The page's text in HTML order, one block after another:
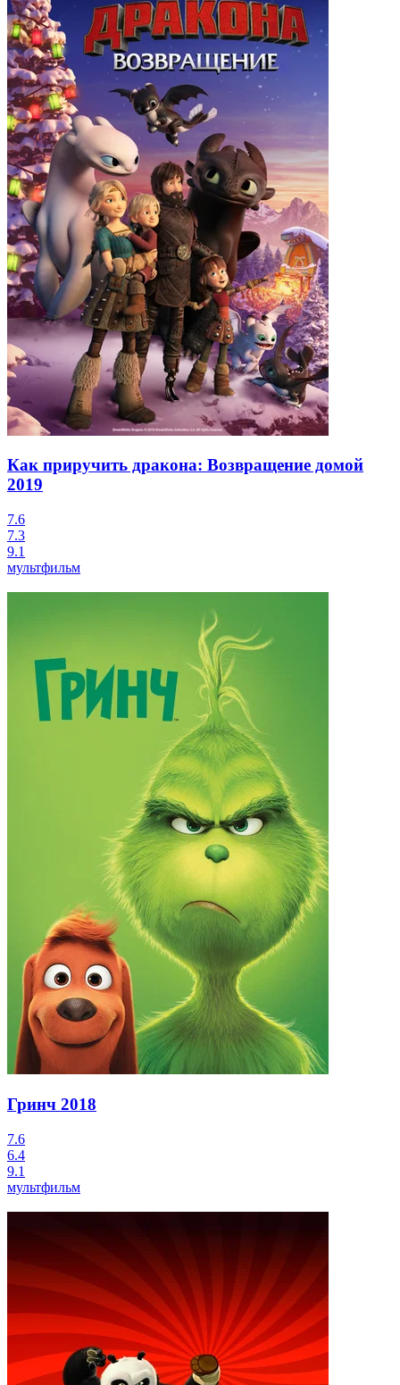
Как приручить дракона: Возвращение домой
2019
7.6
7.3
9.1
мультфильм
Гринч 2018
7.6
6.4
9.1
мультфильм